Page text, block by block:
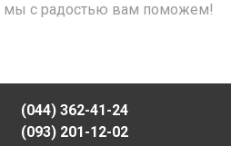
и мы с радостью вам поможем!
(044) 362-41-24
(093) 201-12-02